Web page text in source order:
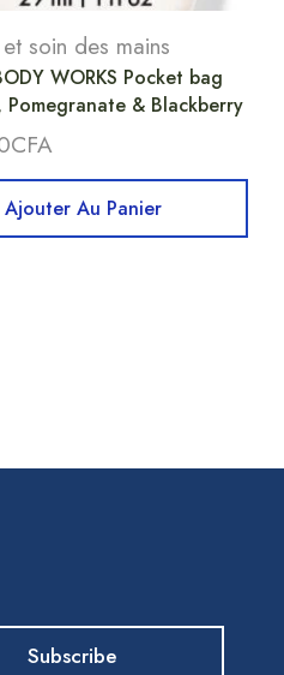
soin des mains
WORKS Pocket bag
Pomegranate & Blackberry
CFA
Ajouter Au Panier